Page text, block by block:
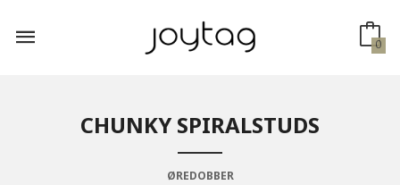
innholdet
0
CHUNKY SPIRALSTUDS
ØREDOBBER